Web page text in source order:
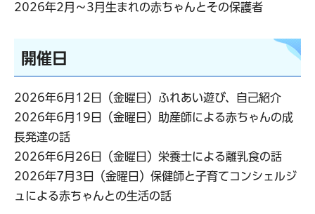
2026年2月～3月生まれの赤ちゃんとその保護者
開催日
2026年6月12日（金曜日）ふれあい遊び、自己紹介
2026年6月19日（金曜日）助産師による赤ちゃんの成
長発達の話
2026年6月26日（金曜日）栄養士による離乳食の話
2026年7月3日（金曜日）保健師と子育てコンシェルジ
ュによる赤ちゃんとの生活の話